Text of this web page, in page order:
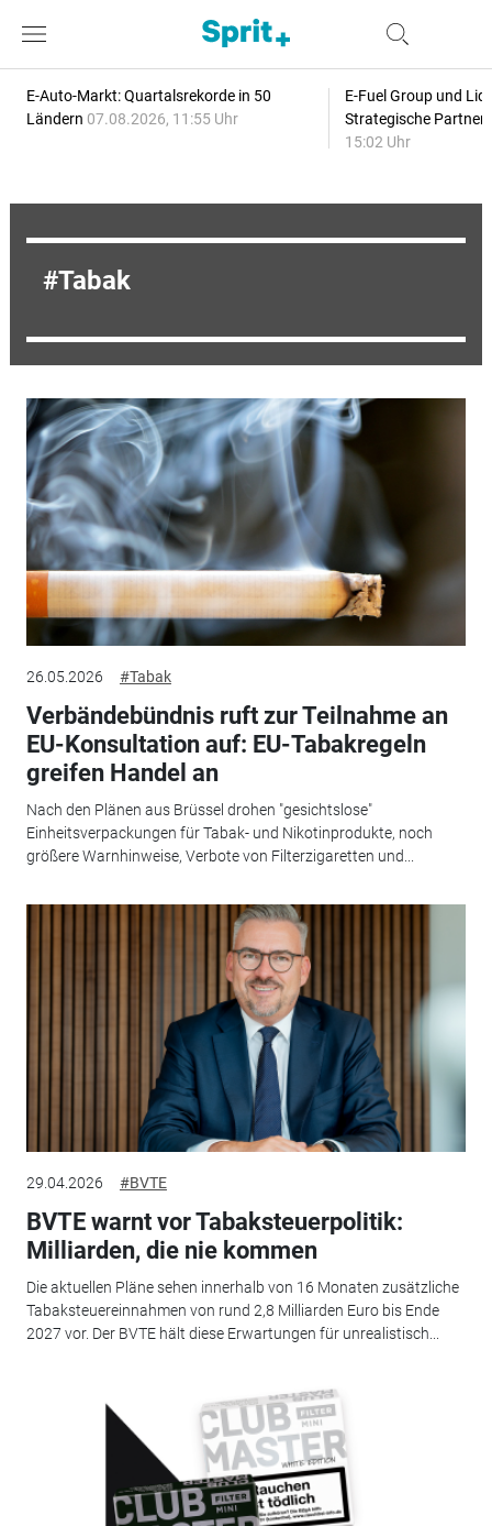
E-Auto-Markt: Quartalsrekorde in 50
Ländern 07.08.2026, 11:55 Uhr
E-Fuel Group und
Strategische
15:02 Uhr
Tabak
26.05.2026 #Tabak
Verbändebündnis ruft zur Teilnahme an
EU-Konsultation auf: EU-Tabakregeln
greifen Handel an
Nach den Plänen aus Brüssel drohen "gesichtslose"
Einheitsverpackungen für Tabak- und Nikotinprodukte, noch
größere Warnhinweise, Verbote von Filterzigaretten und...
29.04.2026 #BVTE
BVTE warnt vor Tabaksteuerpolitik:
Milliarden, die nie kommen
Die aktuellen Pläne sehen innerhalb von 16 Monaten zusätzliche
Tabaksteuereinnahmen von rund 2,8 Milliarden Euro bis Ende
2027 vor. Der BVTE hält diese Erwartungen für unrealistisch...